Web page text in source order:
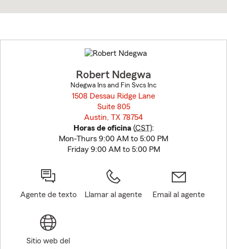
to
before
Robert Ndegwa
Ndegwa Ins and Fin Svcs Inc
1508 Dessau Ridge Lane
Suite 805
Austin, TX 78754
Horas de oficina(CST):
Mon-Thurs 9:00 AM to 5:00 PM
Friday 9:00 AM to 5:00 PM
Agente de texto Llamar al agente Email al agente
Sitio web del